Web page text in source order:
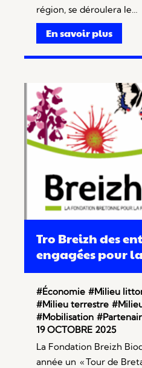
région, se déroulera le…
En savoir plus
Tro Breizh des
engagées pour
#Économie #Milieu
#Milieu terrestre
#Mobilisation
19 OCTOBRE 2025
La Fondation Breizh
année un « Tour de